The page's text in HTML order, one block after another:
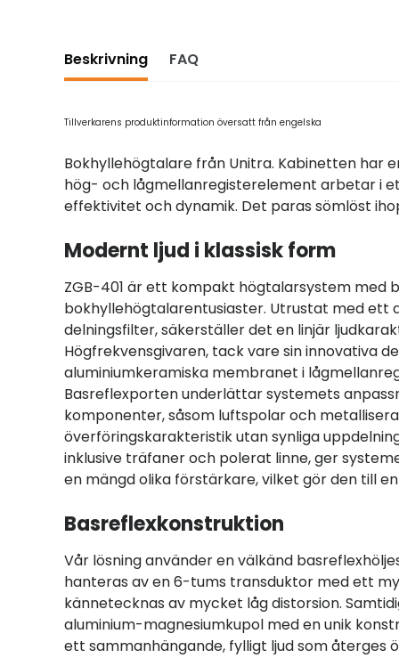
Beskrivning FAQ
Tillverkarens produktinformation översatt från engelska
Bokhyllehögtalare från Unitra. Kabinetten har
hög- och lågmellanregisterelement arbetar i
effektivitet och dynamik. Det paras sömlöst
Modernt ljud i klassisk form
ZGB-401 är ett kompakt högtalarsystem med
bokhyllehögtalarentusiaster. Utrustat med
delningsfilter, säkerställer det en linjär
Högfrekvensgivaren, tack vare sin innovativa
aluminiumkeramiska membranet i
Basreflexporten underlättar systemets
komponenter, såsom luftspolar och
överföringskarakteristik utan synliga
inklusive träfaner och polerat linne, ger
en mängd olika förstärkare, vilket gör den till
Basreflexkonstruktion
Vår lösning använder en välkänd
hanteras av en 6-tums transduktor med ett
kännetecknas av mycket låg distorsion.
aluminium-magnesiumkupol med en unik
ett sammanhängande, fylligt ljud som